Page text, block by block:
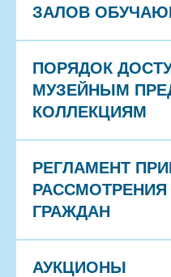
ЗАЛОВ
ПОРЯДОК
МУЗЕЙНЫМ
КОЛЛЕКЦИЯМ
РЕГЛАМЕНТ
ГРАЖДАН
АУКЦИОНЫ